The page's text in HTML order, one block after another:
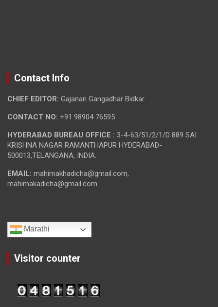
Contact Info
CHIEF EDITOR: Gajanan Gangadhar Bidkar
CONTACT NO: +91 98904 76595
HYDERABAD BUREAU OFFICE : 3-4-63/51/2/1/D 889 SAI
KRISHNA NAGAR RAMANTHAPUR HYDERABAD-
500013,TELANGANA, INDIA.
EMAIL: mahimakhadicha@gmail.com,
mahimakadicha@gmail.com
Marathi
Visitor counter